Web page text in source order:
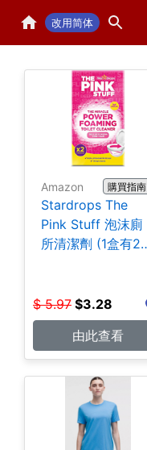
改用简体
Amazon 購買指南
Stardrops The
Pink Stuff 泡沫廁
所清潔劑 (1盒有2
$ 5.97 $3.28
由此查看